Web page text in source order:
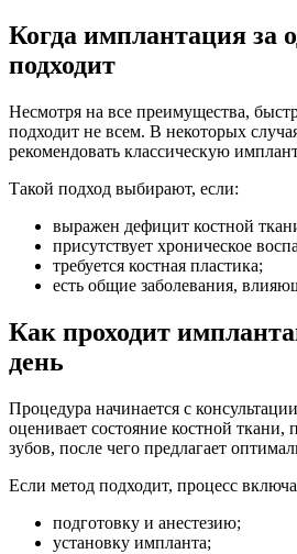
Когда имплантация за
подходит
Несмотря на все преимущества,
подходит не всем. В некоторых
рекомендовать классическую
Такой подход выбирают, если:
выражен дефицит костной
присутствует хроническое
требуется костная пластика;
есть общие заболевания,
Как проходит
день
Процедура начинается с
оценивает состояние костной ткани,
зубов, после чего предлагает
Если метод подходит, процесс
подготовку и анестезию;
установку импланта;